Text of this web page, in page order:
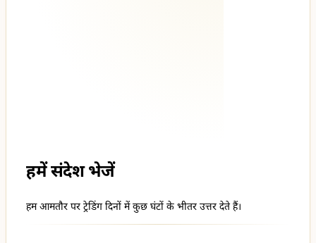
हमें संदेश भेजें
हम आमतौर पर ट्रेडिंग दिनों में कुछ घंटों के भीतर उत्तर देते हैं।